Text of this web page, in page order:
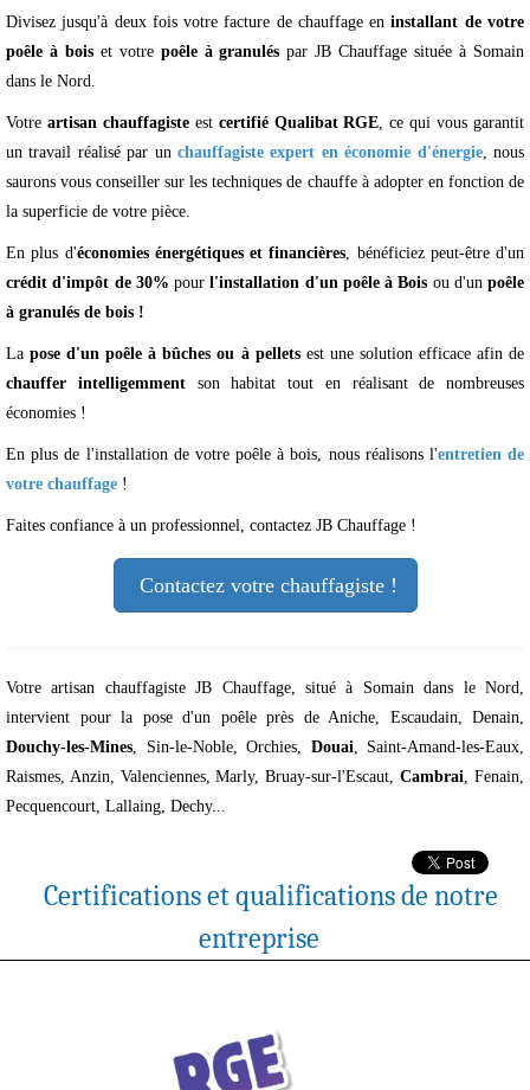
Divisez jusqu'à deux fois votre facture de chauffage eninstallant de votre
poêle à boiset votre poêle à granulés par JB Chauffage située à Somain
dans le Nord.
Votre artisan chauffagisteest certifié Qualibat RGE, ce qui vous garantit
un travail réalisé par un chauffagiste expert en économie d'énergie, nous
saurons vous conseiller sur les techniques de chauffe à adopter en fonction de
la superficie de votre pièce.
En plus d'économies énergétiques et financières, bénéficiez peut-être d'un
crédit d'impôt de 30% pourl'installation d'un poêle à Bois ou d'un poêle
à granulés de bois !
Lapose d'un poêle à bûches ou à pelletsest une solution efficace afin de
chauffer intelligemmentson habitat tout en réalisant de nombreuses
économies !
En plus de l'installation de votre poêle à bois, nous réalisons l'entretien de
votre chauffage !
Faites confiance à un professionnel, contactez JB Chauffage !
Contactez votre chauffagiste !
Votre artisan chauffagiste JB Chauffage, situé à Somain dans le Nord,
intervient pour la pose d'un poêle près de Aniche, Escaudain, Denain,
Douchy-les-Mines, Sin-le-Noble, Orchies, Douai, Saint-Amand-les-Eaux,
Raismes, Anzin, Valenciennes, Marly, Bruay-sur-l'Escaut,Cambrai, Fenain,
Pecquencourt, Lallaing, Dechy...
Certifications et qualifications de notre
entreprise